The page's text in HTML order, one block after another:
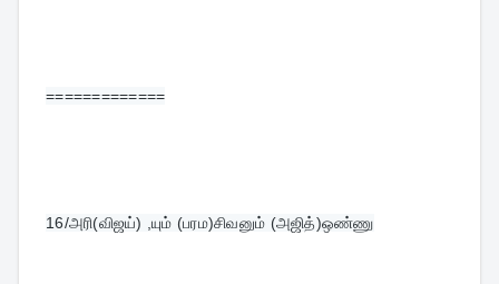
=============
16/அரி(விஜய்) ,யும் (பரம)சிவனும் (அஜித்)ஒண்ணு